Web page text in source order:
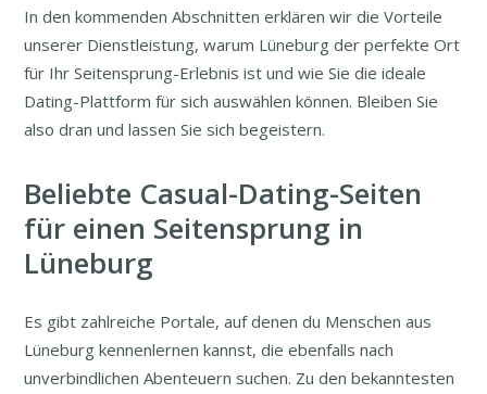
In den kommenden Abschnitten erklären wir die Vorteile
unserer Dienstleistung, warum Lüneburg der perfekte Ort
für Ihr Seitensprung-Erlebnis ist und wie Sie die ideale
Dating-Plattform für sich auswählen können. Bleiben Sie
also dran und lassen Sie sich begeistern.
Beliebte Casual-Dating-Seiten
für einen Seitensprung in
Lüneburg
Es gibt zahlreiche Portale, auf denen du Menschen aus
Lüneburg kennenlernen kannst, die ebenfalls nach
unverbindlichen Abenteuern suchen. Zu den bekanntesten